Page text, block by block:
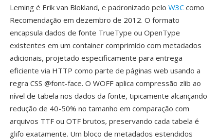
Leming é Erik van Blokland, e padronizado pelo W3C como
Recomendação em dezembro de 2012. O formato
encapsula dados de fonte TrueType ou OpenType
existentes em um container comprimido com metadados
adicionais, projetado especificamente para entrega
eficiente via HTTP como parte de páginas web usando a
regra CSS @font-face. O WOFF aplica compressão zlib ao
nível de tabela nos dados da fonte, tipicamente alcançando
redução de 40-50% no tamanho em comparação com
arquivos TTF ou OTF brutos, preservando cada tabela é
glifo exatamente. Um bloco de metadados estendidos